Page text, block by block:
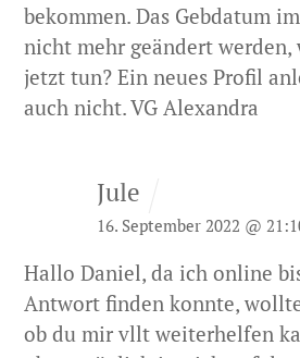
bekommen. Das Gebdatum
nicht mehr geändert werden,
jetzt tun? Ein neues Profil
auch nicht.VG Alexandra
Jule
16. September 2022 @
Hallo Daniel, da ich online
Antwort finden konnte,
ob du mir vllt weiterhelfen